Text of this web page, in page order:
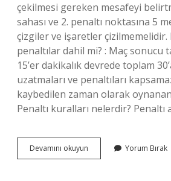
çekilmesi gereken mesafeyi
sahası ve 2. penaltı noktasına 5
çizgiler ve işaretler çizilmemelidir.
penaltılar dahil mi? : Maç sonucu
15’er dakikalık devrede toplam
uzatmaları ve penaltıları
kaybedilen zaman olarak
Penaltı kuralları nelerdir? Penaltı
Devamını okuyun
Için
Yorum Bırak